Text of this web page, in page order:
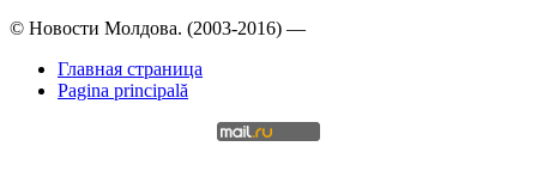
© Новости Молдова. (2003-2016) —
Главная страница
Pagina principală